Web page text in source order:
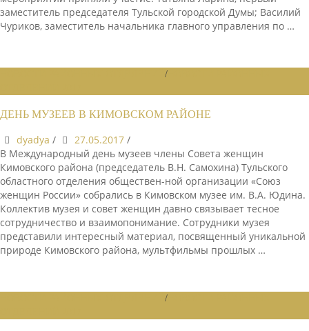
заместитель председателя Тульской городской Думы; Василий
Чуриков, заместитель начальника главного управления по …
/
ДЕНЬ МУЗЕЕВ В КИМОВСКОМ РАЙОНЕ
dyadya / 27.05.2017 /
В Международный день музеев члены Совета женщин
Кимовского района (председатель В.Н. Самохина) Тульского
областного отделения обществен-ной организации «Союз
женщин России» собрались в Кимовском музее им. В.А. Юдина.
Коллектив музея и совет женщин давно связывает тесное
сотрудничество и взаимопонимание. Сотрудники музея
представили интересный материал, посвященный уникальной
природе Кимовского района, мультфильмы прошлых …
/